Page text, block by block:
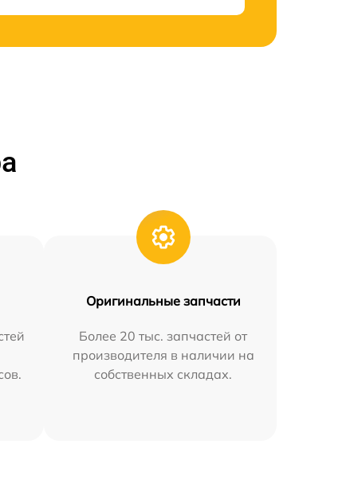
Оригинальные запчасти
Более 20 тыс. запчастей от
производителя в наличии на
собственных складах.